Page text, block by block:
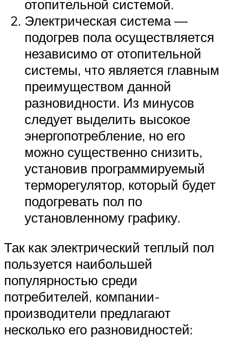
отопительной системой.
Электрическая система —
подогрев пола осуществляется
независимо от отопительной
системы, что является главным
преимуществом данной
разновидности. Из минусов
следует выделить высокое
энергопотребление, но его
можно существенно снизить,
установив программируемый
терморегулятор, который будет
подогревать пол по
установленному графику.
Так как электрический теплый пол
пользуется наибольшей
популярностью среди
потребителей, компании-
производители предлагают
несколько его разновидностей: